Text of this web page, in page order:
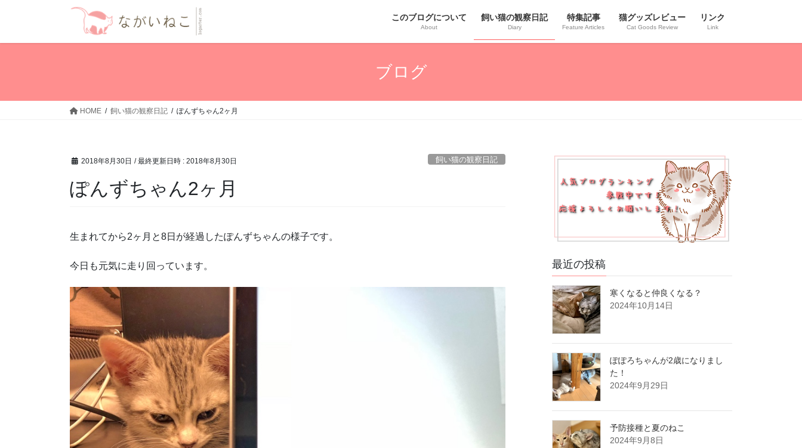
このブログについて
About
飼い猫の観察日記
Diary
特集記事
Feature Articles
猫グッズレビュー
Cat Goods Review
リンク
Link
ブログ
HOME 飼い猫の観察日記 ぽんずちゃん2ヶ月
2018年8月30日 / 最終更新日時 : 2018年8月30日 飼い猫の観察日記
ぽんずちゃん2ヶ月
生まれてから2ヶ月と8日が経過したぽんずちゃんの様子です。
今日も元気に走り回っています。 最近の投稿
寒くなると仲良くなる？
2024年10月14日
ぽぽろちゃんが2歳になりまし
た！
2024年9月29日
予防接種と夏のねこ
2024年9月8日